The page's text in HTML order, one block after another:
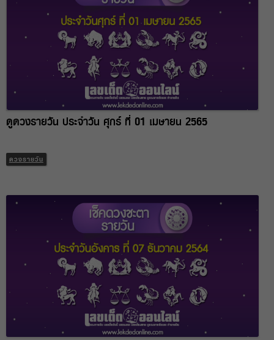
ดูดวงรายวัน ประจำวัน ศุกร์ ที่ 01 เมษายน 2565
ดวงรายวัน